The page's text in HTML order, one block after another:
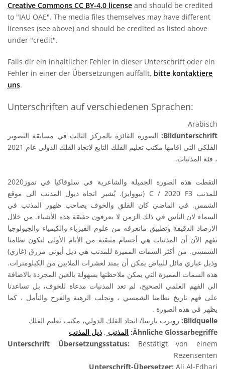
Creative Commons CC BY-4.0 license and should be credited
to "IAU OAE". The media files themselves may have different
licenses (see above) and should be credited as listed above
under "credit".
Falls dir ein inhaltlicher Fehler in dieser Unterschrift oder ein
Fehler in einer der Übersetzungen auffällt, bitte kontaktiere
uns.
Unterschriften auf verschiedenen Sprachen:
Arabisch
Bildunterschrift:
الصورة الفائزة بالمركز الثالث في مسابقة التصوير
الفلكي التي اقامها مكتب تعليم الفلك التابع لاتحاد الفلك الدولي عام 2021
، فئة المذنبات.
التقطت هذه الصورة الجميلة والشاعرية في سلوفاكيا في تموز2020
للمذنب C / 2020 F3 (نيووايز). يُشير اتجاه ذيول المذنب الى موقع
الشمس. في الماضي كان القلق والخوف يصاحب ظهور المذنب في
السماء لان الناس في ذلك الزمن لا يعرفون حقيقة هذه الأشياء. من خلال
الارصاد الدقيقة وتطبيق مانعرفه من علوم الفيزياء والكيمياء والجيولوجيا
نفهم الآن أن المذنبات هي أجسام متبقية من الأيام الأولى لتكون نظامنا
الشمسي. من أكثر السمات المميزة للمذنب هي ذيل أيوني مزرق (غازي)
وذيل غباري مائل للبياض يمكن أن يمتد لعشرات الملايين من الكيلومترات.
هذه السمات المميزة التي يمكن ملاحظتها بسهولة بالعين المجردة بالاضافة
الى الفهم العلمي الصحيح، لم تعد المذنبات مدعاة للخوف، بل تساعدنا
على فهم تاريخ نظامنا الشمسي ، وتجلب الرهبة والفرح والتأمل ، كما
يظهر في هذه الصورة .
Bildquelle: روبرت بارسا/ اتحاد الفلك الدولي، مكتب تعليم الفلك
Ähnliche Glossarbegriffe: المذنب , ذيل المذنب
Unterschrift Übersetzungsstatus: Bestätigt von einem
Rezensenten
Unterschrift-Übersetzer: Ali Al-Edhari